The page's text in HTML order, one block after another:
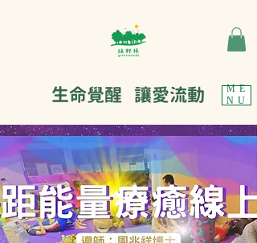
ME
NU
生命覺醒 讓愛流動